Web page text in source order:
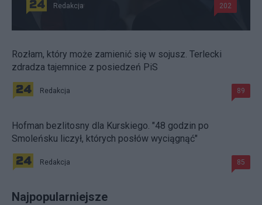
Redakcja 202
Rozłam, który może zamienić się w sojusz. Terlecki
zdradza tajemnice z posiedzeń PiS
Redakcja 89
Hofman bezlitosny dla Kurskiego. "48 godzin po
Smoleńsku liczył, których posłów wyciągnąć"
Redakcja 85
Najpopularniejsze